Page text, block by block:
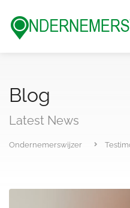
Blog
Latest News
Ondernemerswijzer